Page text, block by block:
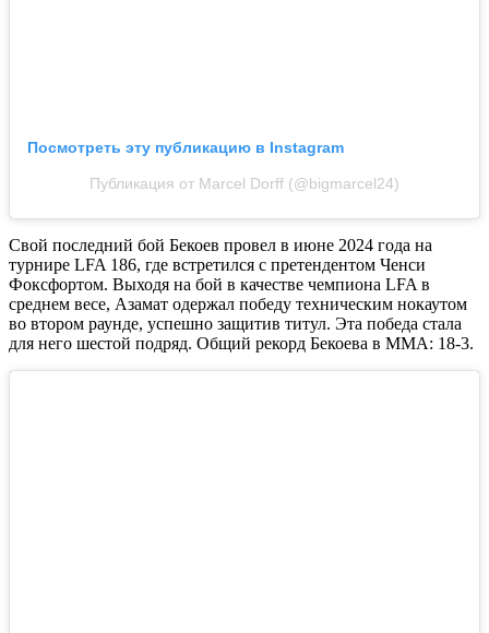
Посмотреть эту публикацию в Instagram
Публикация от Marcel Dorff (@bigmarcel24)
Свой последний бой Бекоев провел в июне 2024 года на
турнире LFA 186, где встретился с претендентом Ченси
Фоксфортом. Выходя на бой в качестве чемпиона LFA в
среднем весе, Азамат одержал победу техническим нокаутом
во втором раунде, успешно защитив титул. Эта победа стала
для него шестой подряд. Общий рекорд Бекоева в ММА: 18-3.